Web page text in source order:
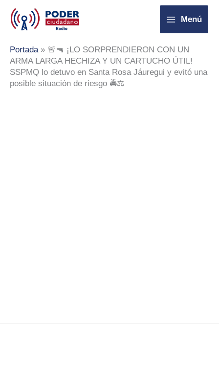
contenido
Menú
Portada» 🚨🔫 ¡LO SORPRENDIERON CON UN
ARMA LARGA HECHIZA Y UN CARTUCHO ÚTIL!
SSPMQ lo detuvo en Santa Rosa Jáuregui y evitó una
posible situación de riesgo 🚔⚖️